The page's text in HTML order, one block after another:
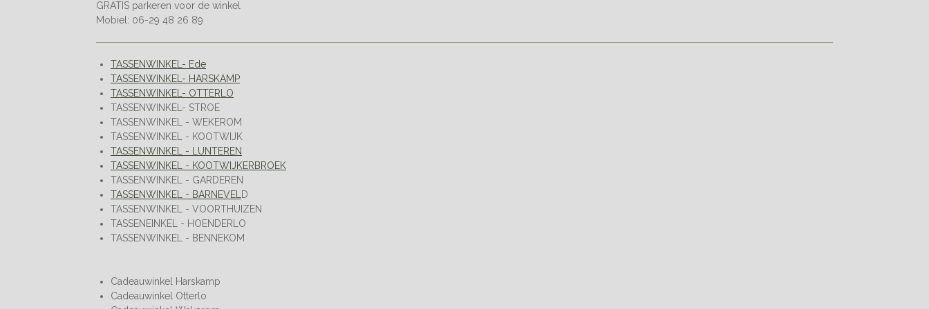
GRATIS parkeren voor de winkel
Mobiel: 06-29 48 26 89
TASSENWINKEL- Ede
TASSENWINKEL- HARSKAMP
TASSENWINKEL- OTTERLO
TASSENWINKEL- STROE
TASSENWINKEL - WEKEROM
TASSENWINKEL - KOOTWIJK
TASSENWINKEL - LUNTEREN
TASSENWINKEL - KOOTWIJKERBROEK
TASSENWINKEL - GARDEREN
TASSENWINKEL - BARNEVEL D
TASSENWINKEL - VOORTHUIZEN
TASSENEINKEL - HOENDERLO
TASSENWINKEL - BENNEKOM
Cadeauwinkel Harskamp
Cadeauwinkel Otterlo